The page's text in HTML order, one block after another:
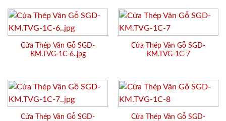
Cửa Thép Vân Gỗ SGD-
KM.TVG-1C-6..jpg
Cửa Thép Vân Gỗ SGD-
KM.TVG-1C-7
Cửa Thép Vân Gỗ SGD-
Cửa Thép Vân Gỗ SGD-